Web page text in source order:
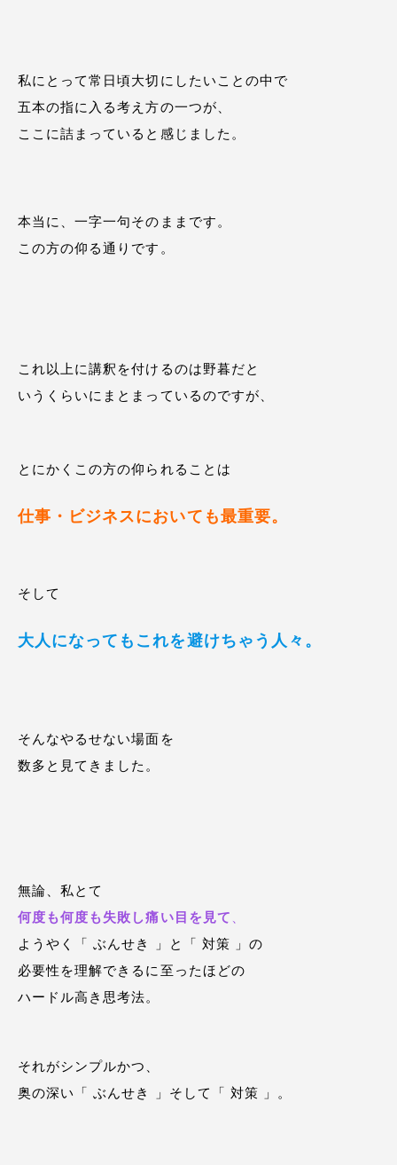
私にとって常日頃大切にしたいことの中で
五本の指に入る考え方の一つが、
ここに詰まっていると感じました。
本当に、一字一句そのままです。
この方の仰る通りです。
これ以上に講釈を付けるのは野暮だと
いうくらいにまとまっているのですが、
とにかくこの方の仰られることは
仕事・ビジネスにおいても最重要。
そして
大人になってもこれを避けちゃう人々。
そんなやるせない場面を
数多と見てきました。
無論、私とて
何度も何度も失敗し痛い目を見て
ようやく「 ぶんせき 」と「 対策 」の
必要性を理解できるに至ったほどの
ハードル高き思考法。
それがシンプルかつ、
奥の深い「 ぶんせき 」そして「 対策 」。